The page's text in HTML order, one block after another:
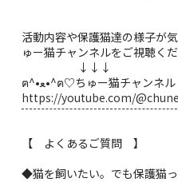
活動内容や保護猫達の様子が
ゅー猫チャンネルをご視聴くだ
↓↓↓
ฅ^•ﻌ•^ฅ♡ちゅー猫チャンネル
https://youtube.com/
【 よくあるご質問 】
◆猫を飼いたい。でも保護猫